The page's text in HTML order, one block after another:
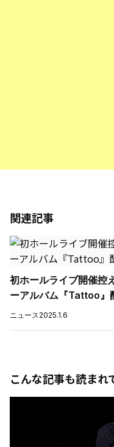
関連記事
初ホールライブ開催控
ーアルバム『Tattoo』
ニュース 2025.1.6
こんな記事も読まれ